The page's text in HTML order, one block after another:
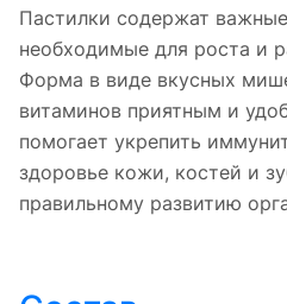
Пастилки содержат
необходимые для роста и
Форма в виде вкусных
витаминов приятным и
помогает укрепить
здоровье кожи, костей и
правильному развитию